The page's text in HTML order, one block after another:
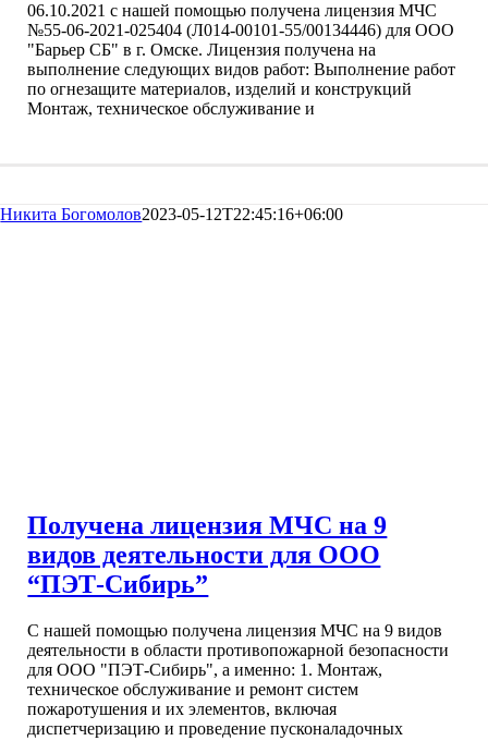
06.10.2021 с нашей помощью получена лицензия МЧС
№55-06-2021-025404 (Л014-00101-55/00134446) для ООО
"Барьер СБ" в г. Омске. Лицензия получена на
выполнение следующих видов работ: Выполнение работ
по огнезащите материалов, изделий и конструкций
Монтаж, техническое обслуживание и
Никита Богомолов2023-05-12T22:45:16+06:00
Получена лицензия МЧС на 9
видов деятельности для ООО
“ПЭТ-Сибирь”
С нашей помощью получена лицензия МЧС на 9 видов
деятельности в области противопожарной безопасности
для ООО "ПЭТ-Сибирь", а именно: 1. Монтаж,
техническое обслуживание и ремонт систем
пожаротушения и их элементов, включая
диспетчеризацию и проведение пусконаладочных